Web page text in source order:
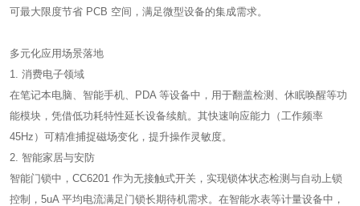
可最大限度节省 PCB 空间，满足微型设备的集成需求。
多元化应用场景落地
1. 消费电子领域
在笔记本电脑、智能手机、PDA 等设备中，用于翻盖检测、休眠唤醒等功
能模块，凭借低功耗特性延长设备续航。其快速响应能力（工作频率
45Hz）可精准捕捉磁场变化，提升操作灵敏度。
2. 智能家居与安防
智能门锁中，CC6201 作为无接触式开关，实现锁体状态检测与自动上锁
控制，5uA 平均电流满足门锁长期待机需求。在智能水表等计量设备中，